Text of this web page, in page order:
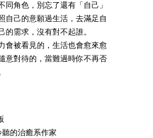
角色，別忘了還有「自己」
自己的意願過生活，去滿足自
的需求，沒有對不起誰。
會被看見的，生活也會愈來愈
意對待的，當難過時你不再否
的治癒系作家